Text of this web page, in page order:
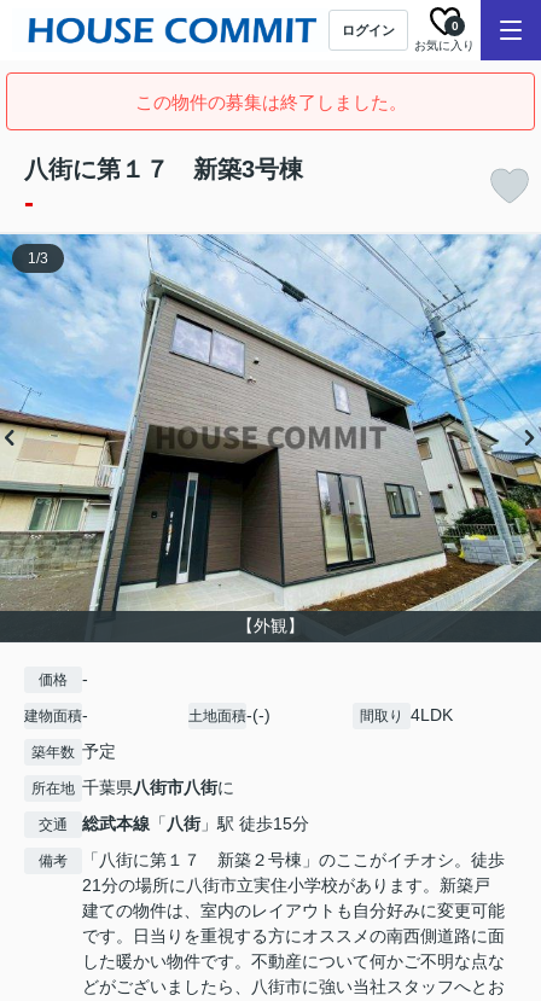
ログイン
お気に入り
0
この物件の募集は終了しました。
八街に第１７ 新築3号棟
-
【外観】
1/3
価格 -
建物面積- 土地面積-(-) 間取り 4LDK
築年数 予定
所在地 千葉県八街市八街に
交通 総武本線 「八街」駅 徒歩15分
備考
「八街に第１７ 新築２号棟」のここがイチオシ。徒歩
21分の場所に八街市立実住小学校があります。新築戸
建ての物件は、室内のレイアウトも自分好みに変更可能
です。日当りを重視する方にオススメの南西側道路に面
した暖かい物件です。不動産について何かご不明な点な
どがございましたら、八街市に強い当社スタッフへとお